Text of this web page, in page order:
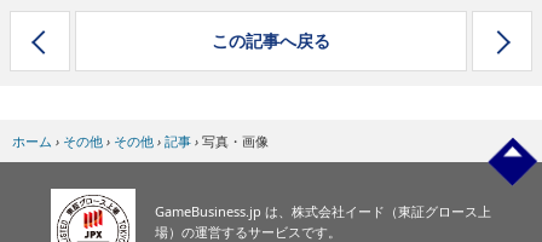
この記事へ戻る
ホーム › その他 › その他 › 記事 › 写真・画像
GameBusiness.jp は、株式会社イード（東証グロース上
場）の運営するサービスです。